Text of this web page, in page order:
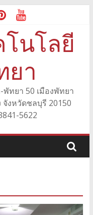
นโลยี
ยา
ทยา 50 เมืองพัทยา
งหวัดชลบุรี 20150
5622